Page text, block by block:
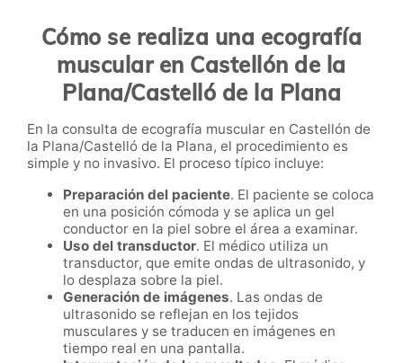
Cómo se realiza una ecografía
muscular en Castellón de la
Plana/Castelló de la Plana
En la consulta de ecografía muscular en Castellón de
la Plana/Castelló de la Plana, el procedimiento es
simple y no invasivo. El proceso típico incluye:
Preparación del paciente. El paciente se coloca
en una posición cómoda y se aplica un gel
conductor en la piel sobre el área a examinar.
Uso del transductor. El médico utiliza un
transductor, que emite ondas de ultrasonido, y
lo desplaza sobre la piel.
Generación de imágenes. Las ondas de
ultrasonido se reflejan en los tejidos
musculares y se traducen en imágenes en
tiempo real en una pantalla.